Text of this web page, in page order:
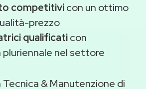
competitivicon un ottimo
prezzo
qualificaticon
pluriennale nel settore
& Manutenzione di